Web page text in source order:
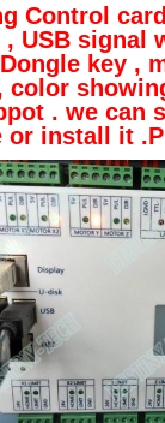
Control
USB signal
key ,
color
. we can
or install it